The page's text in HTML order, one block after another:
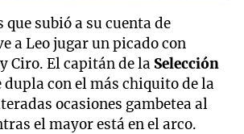
subió a su cuenta de
a Leo jugar un picado con
Ciro. El capitán de la Selección
dupla con el más chiquito de la
ocasiones gambetea al
el mayor está en el arco.